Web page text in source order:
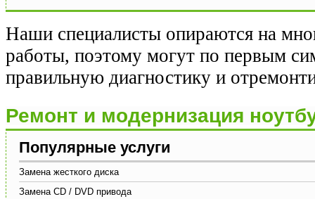
Наши специалисты опираются на
работы, поэтому могут по первым
правильную диагностику и
Ремонт и модернизация
Популярные услуги
Замена жесткого диска
Замена CD / DVD привода